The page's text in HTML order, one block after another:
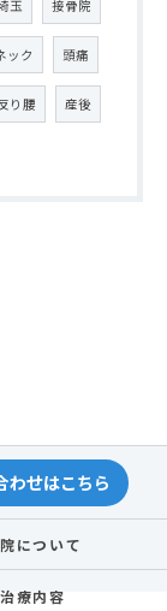
玉 接骨院
ック 頭痛
り腰 産後
わせはこちら
について
治療内容